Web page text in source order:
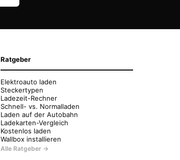
Ratgeber
Elektroauto laden
Steckertypen
Ladezeit-Rechner
Schnell- vs. Normalladen
Laden auf der Autobahn
Ladekarten-Vergleich
Kostenlos laden
Wallbox installieren
Alle Ratgeber →